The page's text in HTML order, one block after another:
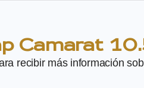
Camarat
recibir más información